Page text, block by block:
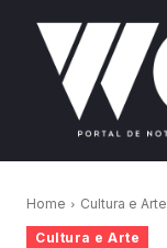
Home Cultura e Arte
Cultura e Arte